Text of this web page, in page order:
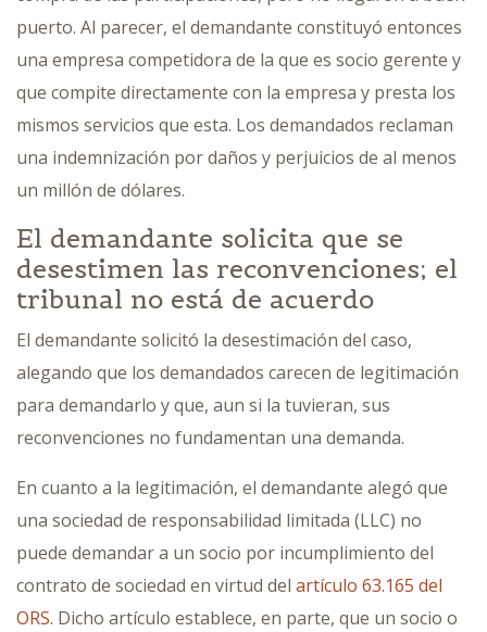
puerto. Al parecer, el demandante constituyó entonces
una empresa competidora de la que es socio gerente y
que compite directamente con la empresa y presta los
mismos servicios que esta. Los demandados reclaman
una indemnización por daños y perjuicios de al menos
un millón de dólares.
El demandante solicita que se
desestimen las reconvenciones; el
tribunal no está de acuerdo
El demandante solicitó la desestimación del caso,
alegando que los demandados carecen de legitimación
para demandarlo y que, aun si la tuvieran, sus
reconvenciones no fundamentan una demanda.
En cuanto a la legitimación, el demandante alegó que
una sociedad de responsabilidad limitada (LLC) no
puede demandar a un socio por incumplimiento del
contrato de sociedad en virtud del artículo 63.165 del
ORS. Dicho artículo establece, en parte, que un socio o